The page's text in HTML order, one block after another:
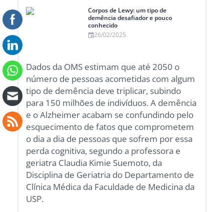
Corpos de Lewy: um tipo de
demência desafiador e pouco
conhecido
26/02/2025
Dados da OMS estimam que até 2050 o
número de pessoas acometidas com algum
tipo de demência deve triplicar, subindo
para 150 milhões de indivíduos. A demência
e o Alzheimer acabam se confundindo pelo
esquecimento de fatos que comprometem
o dia a dia de pessoas que sofrem por essa
perda cognitiva, segundo a professora e
geriatra Claudia Kimie Suemoto, da
Disciplina de Geriatria do Departamento de
Clínica Médica da Faculdade de Medicina da
USP.